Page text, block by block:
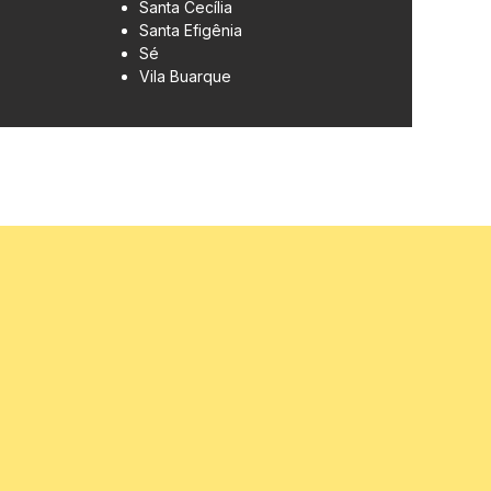
Santa Cecília
Santa Efigênia
Sé
Vila Buarque